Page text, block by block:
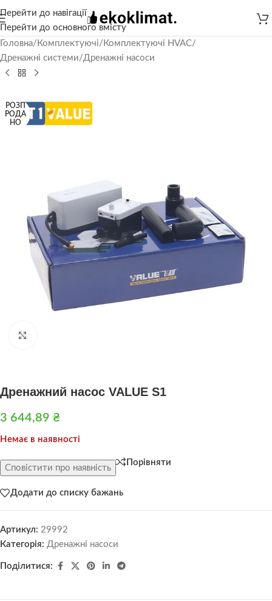
Перейти до навігації
Перейти до основного вмісту
Головна/ Комплектуючі/ Комплектуючі HVAC/
Дренажні системи/Дренажні насоси
РОЗП
РОДА
НО
Дренажний насос VALUE S1
3 644,89 ₴
Немає в наявності
Сповістити про наявність
Порівняти
Додати до списку бажань
Артикул: 29992
Категорія: Дренажні насоси
Поділитися: